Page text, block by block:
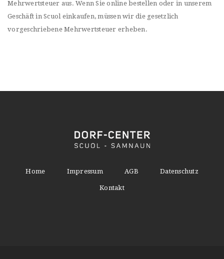
Mehrwertsteuer aus. Wenn Sie online bestellen oder in unserem
Geschäft in Scuol einkaufen, müssen wir die gesetzlich
vorgeschriebene Mehrwertsteuer erheben.
Home Impressum AGB Datenschutz
Kontakt